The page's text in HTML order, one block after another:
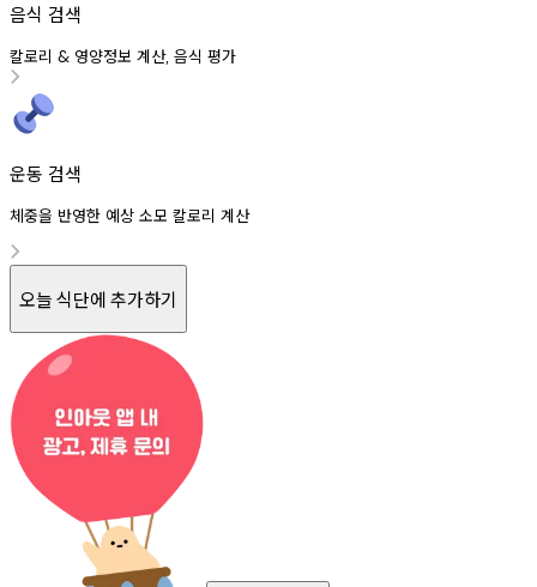
음식 검색
칼로리 & 영양정보 계산, 음식 평가
운동 검색
체중을 반영한 예상 소모 칼로리 계산
오늘 식단에 추가하기